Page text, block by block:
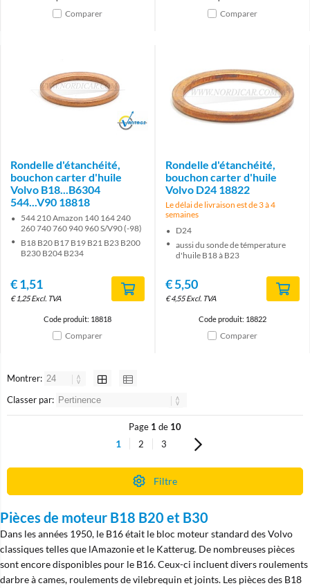
Comparer Comparer
Brand
Rondelle d'étanchéité,
bouchon carter d'huile
Volvo B18...B6304
544...V90 18818
544 210 Amazon 140 164 240
260 740 760 940 960 S/V90 (-98)
B18 B20 B17 B19 B21 B23 B200
B230 B204 B234
€1,51
€1,25 Excl. TVA
Code produit: 18818
Comparer
Rondelle d'étanchéité,
bouchon carter d'huile
Volvo D24 18822
Le délai de livraison est de 3 à 4
semaines
D24
aussi du sonde de témperature
d'huile B18 à B23
€5,50
€4,55 Excl. TVA
Code produit: 18822
Comparer
Montrer:
Classer par:
Page 1 de 10
1 2 3
Filtre
Pièces de moteur B18 B20 et B30
Dans les années 1950, le B16 était le bloc moteur standard des Volvo
classiques telles que lAmazonie et le Katterug. De nombreuses pièces
sont encore disponibles pour le B16. Ceux-ci incluent divers roulements
darbre à cames, roulements de vilebrequin et joints. Les pièces des B18